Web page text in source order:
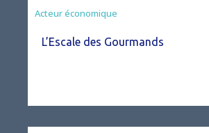
Acteur économique
L’Escale des Gourmands